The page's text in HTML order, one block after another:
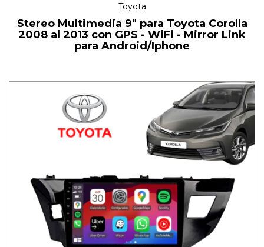
Toyota
Stereo Multimedia 9" para Toyota Corolla
2008 al 2013 con GPS - WiFi - Mirror Link
para Android/Iphone